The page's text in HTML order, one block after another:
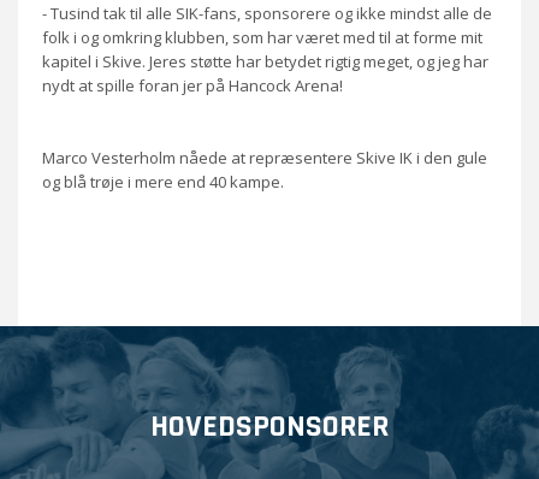
- Tusind tak til alle SIK-fans, sponsorere og ikke mindst alle de
folk i og omkring klubben, som har været med til at forme mit
kapitel i Skive. Jeres støtte har betydet rigtig meget, og jeg har
nydt at spille foran jer på Hancock Arena!
Marco Vesterholm nåede at repræsentere Skive IK i den gule
og blå trøje i mere end 40 kampe.
HOVEDSPONSORER